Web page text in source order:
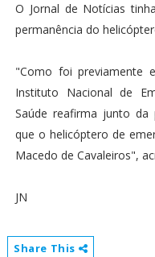
O Jornal de Notícias
permanência do
"Como foi previamente
Instituto Nacional de
Saúde reafirma junto
que o helicóptero de
Macedo de Cavaleiros",
JN
Share This